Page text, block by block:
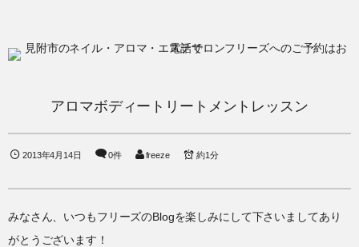
アロマボディートリートメントレッスン
2013年4月14日 0件 freeze 約1分
みなさん、いつもフリーズのBlogを楽しみにして下さいましてあり
がとうございます！